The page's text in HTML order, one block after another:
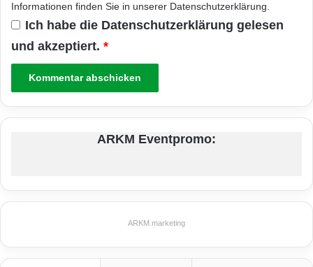
Informationen finden Sie in unserer Datenschutzerklärung
Ich habe die Datenschutzerklärung gelesen
und akzeptiert. *
ARKM Eventpromo:
ARKM.marketing